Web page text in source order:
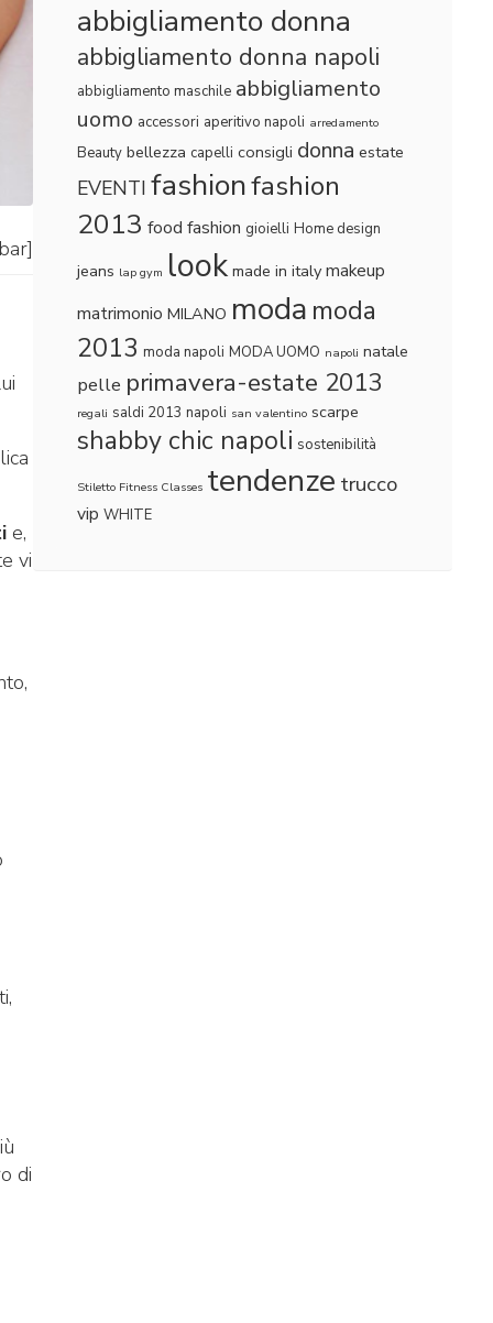
e,
vi
di
abbigliamento donna
abbigliamento donna napoli
abbigliamento maschile abbigliamento
uomo accessori aperitivo napoli arredamento
Beauty bellezza capelli consigli donna estate
EVENTI fashionfashion
2013 food fashion gioielli Home design
jeans lap gym look made in italy makeup
matrimonio MILANO moda moda
2013 moda napoli MODA UOMO napoli natale
pelle primavera-estate 2013
regali saldi 2013 napoli san valentino scarpe
shabby chic napoli sostenibilità
Stiletto Fitness Classes tendenze trucco
vip WHITE